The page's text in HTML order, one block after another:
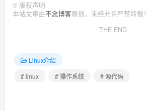
© 版权声明
本站文章由不念博客原创，未经允许严禁转载！
THE END
Linux介绍
# linux
# 操作系统 # 源代码